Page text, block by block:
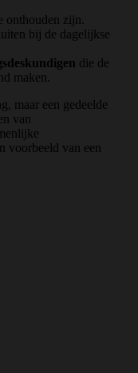
onthouden zijn.
bij de dagelijkse
die de
maken.
maar een gedeelde
van
voorbeeld van een